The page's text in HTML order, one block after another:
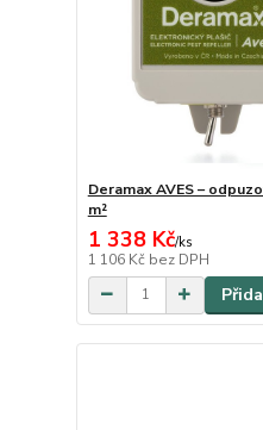
Deramax AVES –
m²
1 338 Kč/ks
1 106 Kč bez DPH